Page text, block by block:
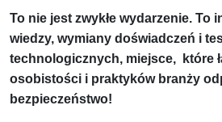
To nie jest zwykłe wydarzenie. To
wiedzy, wymiany doświadczeń i
technologicznych, miejsce, które
osobistości i praktyków branży
bezpieczeństwo!